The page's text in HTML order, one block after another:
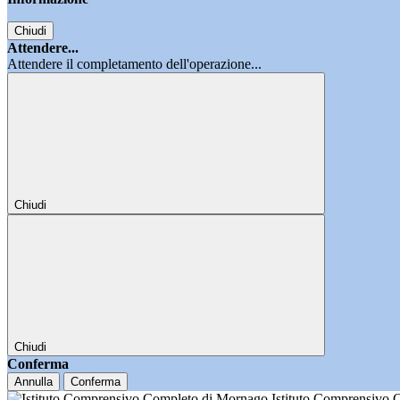
Chiudi
Attendere...
Attendere il completamento dell'operazione...
Chiudi
Chiudi
Conferma
Annulla Conferma